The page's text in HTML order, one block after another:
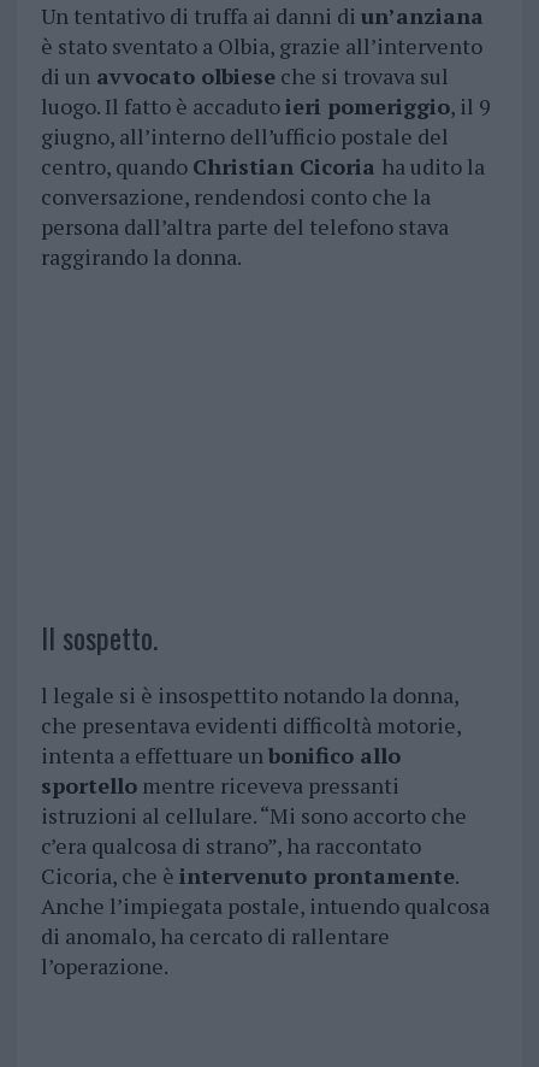
Un tentativo di truffa ai danni di un’anziana
è stato sventato a Olbia, grazie all’intervento
di unavvocato olbieseche si trovava sul
luogo. Il fatto è accadutoieri pomeriggio, il 9
giugno, all’interno dell’ufficio postale del
centro, quando Christian Cicoria ha udito la
conversazione, rendendosi conto che la
persona dall’altra parte del telefono stava
raggirando la donna.
Il sospetto.
l legale si è insospettito notando la donna,
che presentava evidenti difficoltà motorie,
intenta a effettuare unbonifico allo
sportellomentre riceveva pressanti
istruzioni al cellulare. “Mi sono accorto che
c’era qualcosa di strano”, ha raccontato
Cicoria, che è intervenuto prontamente.
Anche l’impiegata postale, intuendo qualcosa
di anomalo, ha cercato di rallentare
l’operazione.